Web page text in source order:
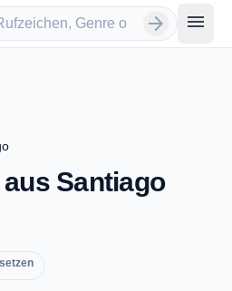
arrow_forward menu
Santiago